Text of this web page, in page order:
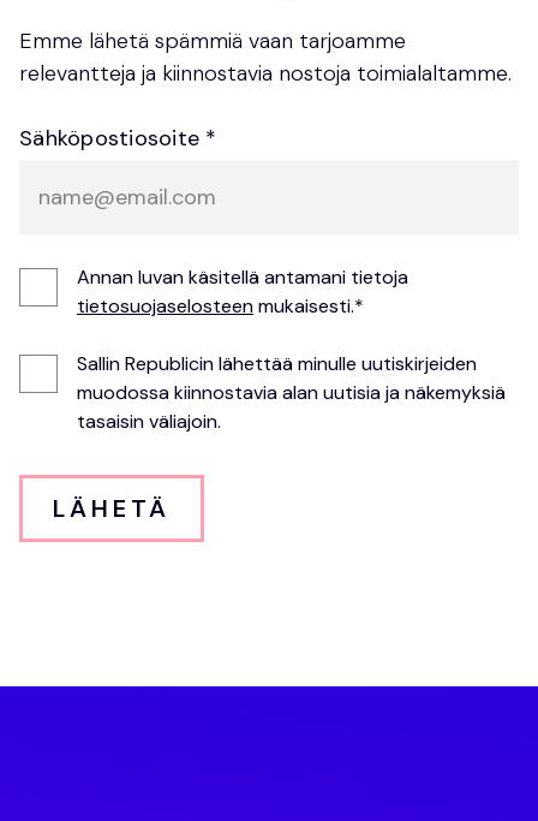
Emme lähetä spämmiä vaan tarjoamme
relevantteja ja kiinnostavia nostoja toimialaltamme.
Sähköpostiosoite *
Annan luvan käsitellä antamani tietoja
tietosuojaselosteenmukaisesti.*
Sallin Republicin lähettää minulle uutiskirjeiden
muodossa kiinnostavia alan uutisia ja näkemyksiä
tasaisin väliajoin.
LÄHETÄ